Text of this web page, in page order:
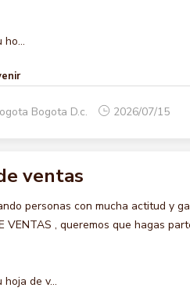
ho...
Bogota D.c. 2026/07/15
ventas
personas con mucha actitud y
VENTAS , queremos que hagas
de v...